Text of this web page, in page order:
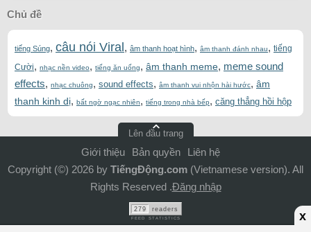
Chủ đề
tiếng Súng, câu nói Viral , âm thanh hoạt hình, âm thanh đánh nhau, tiếng
Cười, nhạc nền video, tiếng ăn uống, âm thanh meme, meme sound
effects, nhạc chuông, sound effects, âm thanh vui nhộn hài hước, âm
thanh kinh dị, bất ngờ ngạc nhiên, tiếng trong nhà bếp, căng thẳng hồi hộp
Lên đầu trang
Giới thiệu Bản quyền
Liên hệ
Copyright (©) 2026 by TiếngĐộng.com (Vietnamese version). All
Rights Reserved .Đăng nhập
279 readers
FEED STATISTICS x